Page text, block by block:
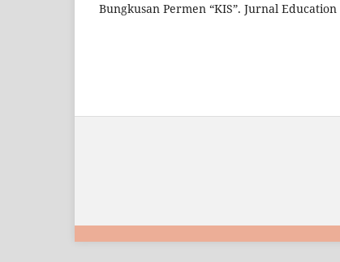
Bungkusan Permen “KIS”. Jurnal